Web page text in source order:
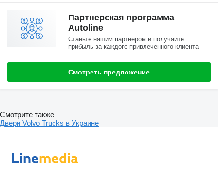
Партнерская программа
Autoline
Станьте нашим партнером и получайте
прибыль за каждого привлеченного клиента
Смотреть предложение
Смотрите также
Двери Volvo Trucks в Украине